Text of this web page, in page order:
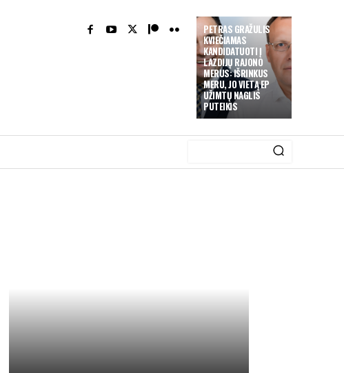
PETRAS GRAŽULIS
KVIEČIAMAS
KANDIDATUOTI Į
LAZDIJŲ RAJONO
MERUS: IŠRINKUS
MERU, JO VIETĄ EP
UŽIMTŲ NAGLIS
PUTEIKIS